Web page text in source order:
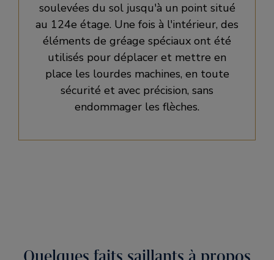
soulevées du sol jusqu'à un point situé
au 124e étage. Une fois à l'intérieur, des
éléments de gréage spéciaux ont été
utilisés pour déplacer et mettre en
place les lourdes machines, en toute
sécurité et avec précision, sans
endommager les flèches.